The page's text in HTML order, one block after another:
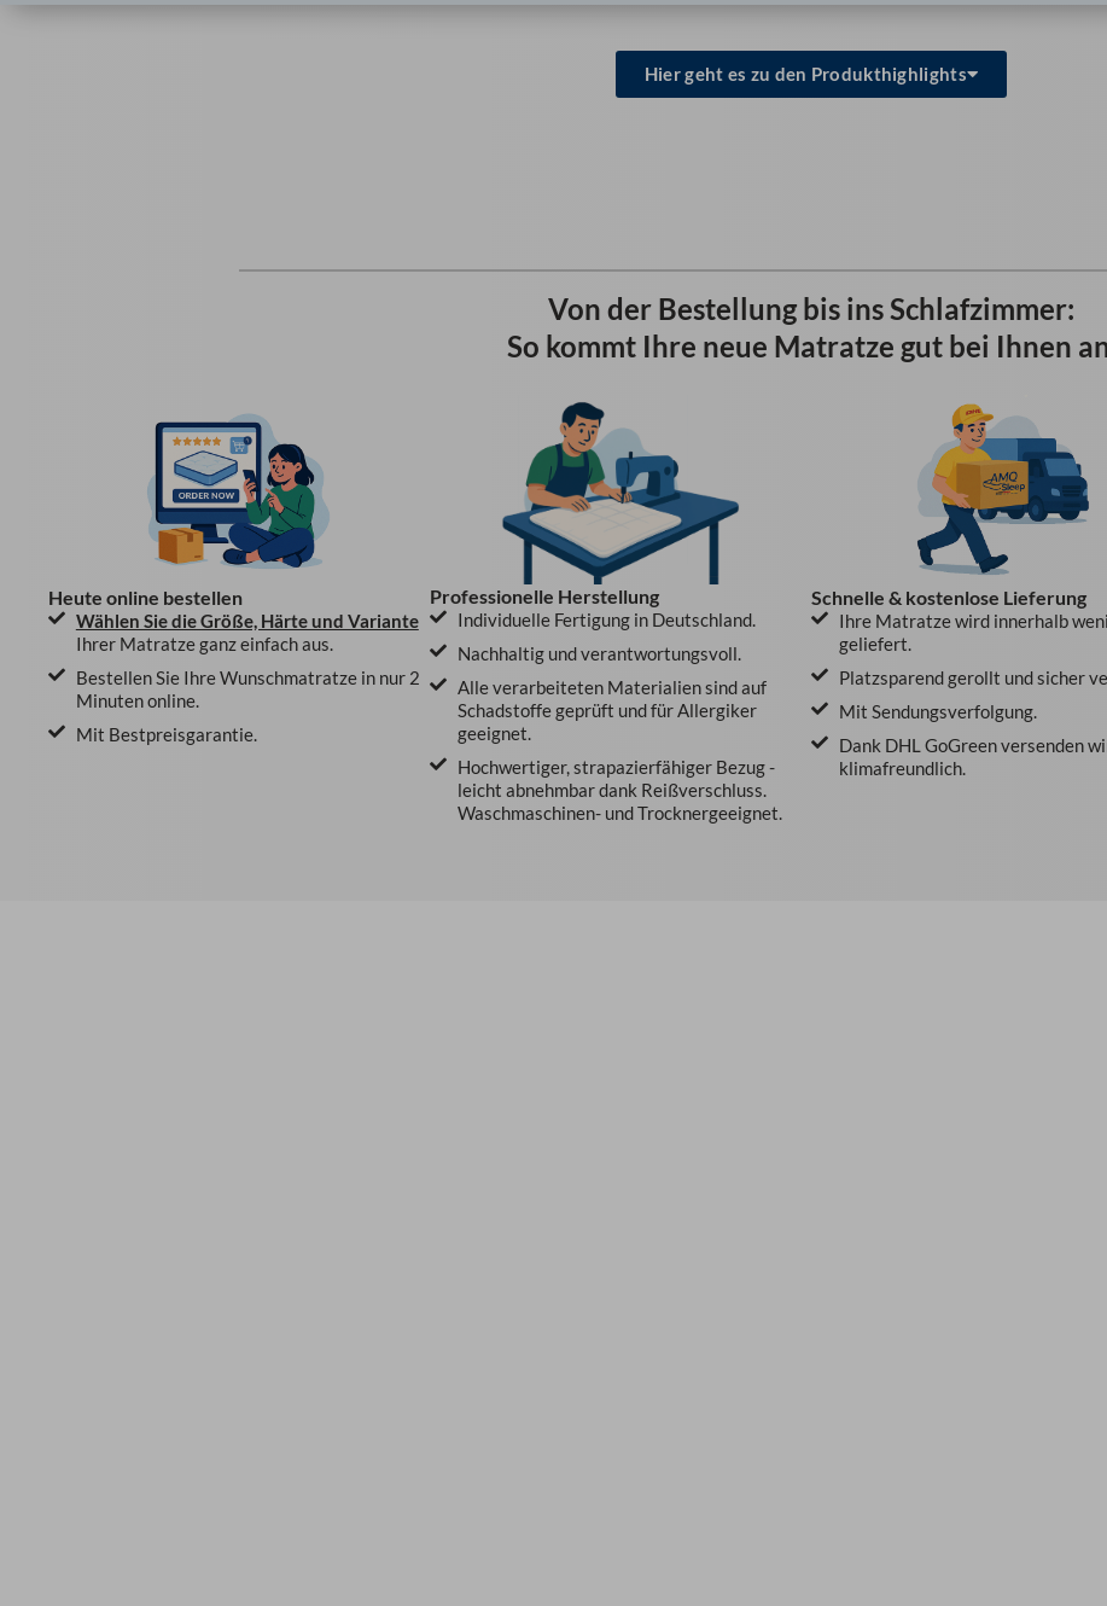
Hier geht es zu den Produkthighlights
Von der Bestellung bis ins Schlafzimmer:
So kommt Ihre neue Matratze gut bei Ihnen
Heute online bestellen
Wählen Sie die Größe, Härte und Variante
Ihrer Matratze ganz einfach aus.
Bestellen Sie Ihre Wunschmatratze in nur 2
Minuten online.
Mit Bestpreisgarantie.
Professionelle Herstellung
Individuelle Fertigung in Deutschland.
Nachhaltig und verantwortungsvoll.
Alle verarbeiteten Materialien sind auf
Schadstoffe geprüft und für Allergiker
geeignet.
Hochwertiger, strapazierfähiger Bezug -
leicht abnehmbar dank Reißverschluss.
Waschmaschinen- und Trocknergeeignet.
Schnelle & kostenlose Lieferung
Ihre Matratze wird innerhalb
geliefert.
Platzsparend gerollt und sicher
Mit Sendungsverfolgung.
Dank DHL GoGreen versenden
klimafreundlich.